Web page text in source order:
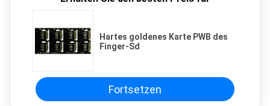
Hartes goldenes Karte PWB des
Finger-Sd
Fortsetzen